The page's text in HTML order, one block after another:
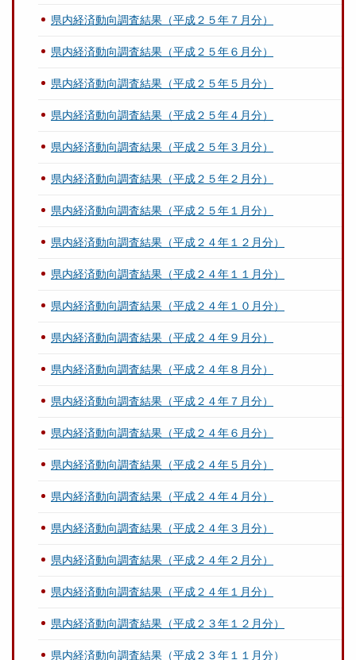
県内経済動向調査結果（平成２５年７月分）
県内経済動向調査結果（平成２５年６月分）
県内経済動向調査結果（平成２５年５月分）
県内経済動向調査結果（平成２５年４月分）
県内経済動向調査結果（平成２５年３月分）
県内経済動向調査結果（平成２５年２月分）
県内経済動向調査結果（平成２５年１月分）
県内経済動向調査結果（平成２４年１２月分）
県内経済動向調査結果（平成２４年１１月分）
県内経済動向調査結果（平成２４年１０月分）
県内経済動向調査結果（平成２４年９月分）
県内経済動向調査結果（平成２４年８月分）
県内経済動向調査結果（平成２４年７月分）
県内経済動向調査結果（平成２４年６月分）
県内経済動向調査結果（平成２４年５月分）
県内経済動向調査結果（平成２４年４月分）
県内経済動向調査結果（平成２４年３月分）
県内経済動向調査結果（平成２４年２月分）
県内経済動向調査結果（平成２４年１月分）
県内経済動向調査結果（平成２３年１２月分）
県内経済動向調査結果（平成２３年１１月分）